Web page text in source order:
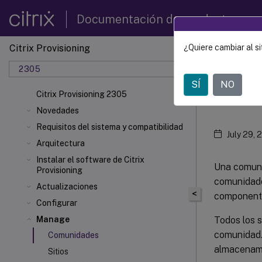
Documentación de productos
Citrix Provisioning
2305
Citrix Provisioning 2305
Novedades
Requisitos del sistema y compatibilidad
Arquitectura
Instalar el software de Citrix
Provisioning
Actualizaciones
Configurar
Manage
Comunidades
Sitios
Citrix
<
July 29,
Una
Todos los
¿Quiere cambiar al
SÍ NO